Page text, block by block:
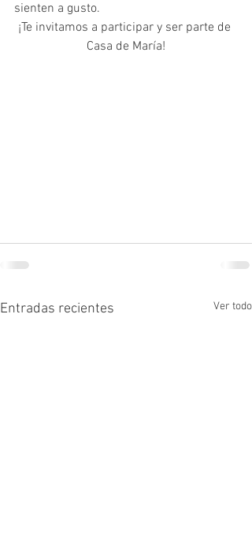
sienten a gusto.
¡Te invitamos a participar y ser parte de
Casa de María!
Entradas recientes Ver todo